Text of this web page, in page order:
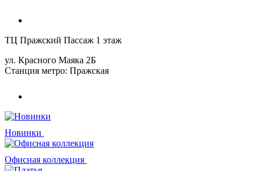
ТЦ Пражский Пассаж 1 этаж
ул. Красного Маяка 2Б
Станция метро: Пражская
Новинки
Офисная коллекция